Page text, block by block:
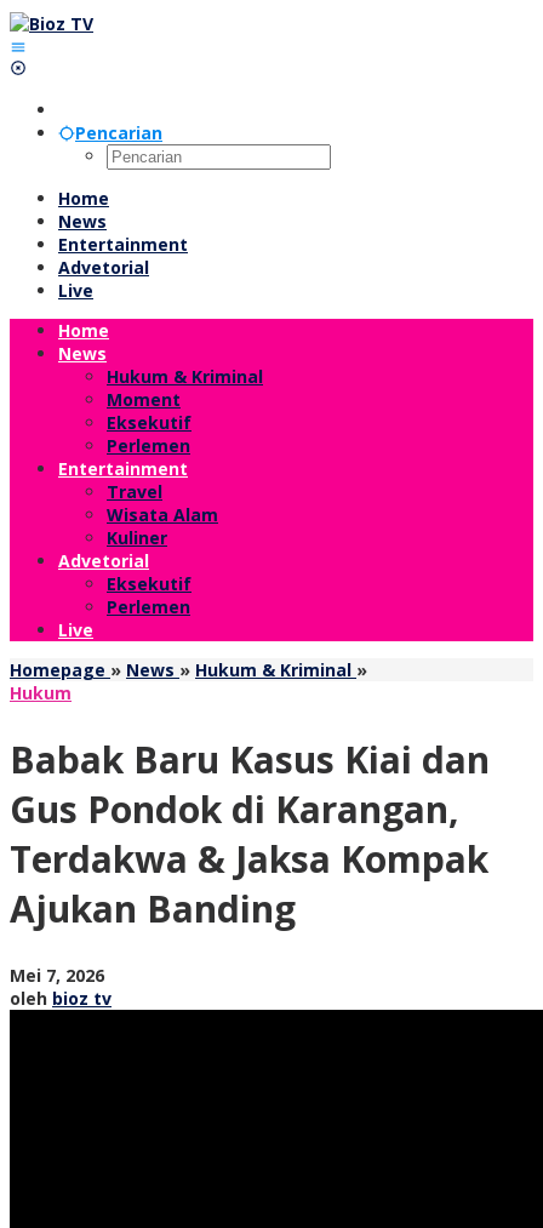
Lewati
ke
konten
Pencarian
Home
News
Entertainment
Advetorial
Live
Home
News
Hukum & Kriminal
Moment
Eksekutif
Perlemen
Entertainment
Travel
Wisata Alam
Kuliner
Advetorial
Eksekutif
Perlemen
Live
Homepage » News » Hukum & Kriminal »Babak
dan
Pondok
di
Karangan,
Terdakwa
Hukum
Babak Baru Kasus Kiai dan
Gus Pondok di Karangan,
Terdakwa & Jaksa Kompak
Ajukan Banding
Mei 7, 2026oleh
bioz
oleh bioz tv